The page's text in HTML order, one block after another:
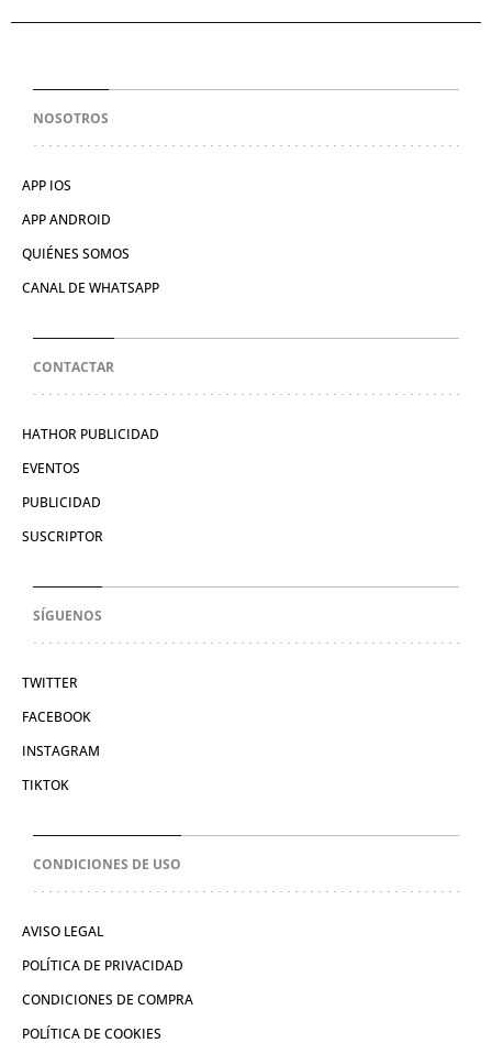
NOSOTROS
APP IOS
APP ANDROID
QUIÉNES SOMOS
CANAL DE WHATSAPP
CONTACTAR
HATHOR PUBLICIDAD
EVENTOS
PUBLICIDAD
SUSCRIPTOR
SÍGUENOS
TWITTER
FACEBOOK
INSTAGRAM
TIKTOK
CONDICIONES DE USO
AVISO LEGAL
POLÍTICA DE PRIVACIDAD
CONDICIONES DE COMPRA
POLÍTICA DE COOKIES